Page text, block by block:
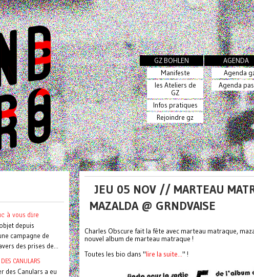
GZ BOHLEN
Manifeste
les Ateliers de
GZ
Infos pratiques
Rejoindre gz
AGENDA
Agenda
Agenda
JEU 05 NOV // MARTEAU
MAZALDA @ GRNDVAISE
Charles Obscure fait la fête avec marteau matraque,
nouvel album de marteau matraque !
Toutes les bio dans "lire la suite..." !
à vous dire
depuis
campagne de
des prises de...
CANULARS
des Canulars a eu